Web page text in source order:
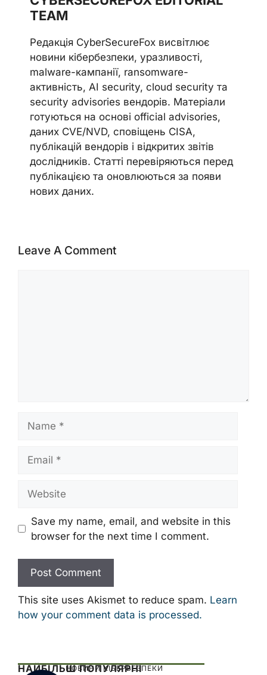
TEAM
Редакція CyberSecureFox висвітлює
новини кібербезпеки, уразливості,
malware-кампанії, ransomware-
активність, AI security, cloud security та
security advisories вендорів. Матеріали
готуються на основі official advisories,
даних CVE/NVD, сповіщень CISA,
публікацій вендорів і відкритих звітів
дослідників. Статті перевіряються перед
публікацією та оновлюються за появи
нових даних.
Leave A Comment
Save my name, email, and website in this
browser for the next time I comment.
This site uses Akismet to reduce spam. Learn
how your comment data is processed.
НАЙБІЛЬШ ПОПУЛЯРНІ
НОВИНИ КІБЕРБЕЗПЕКИ